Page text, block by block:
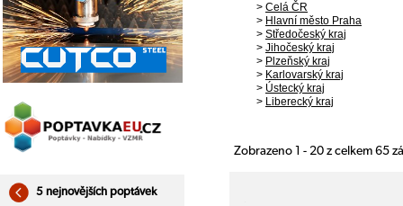
5 nejnovějších poptávek
> Celá ČR
> Hlavní město Praha
> Středočeský kraj
> Jihočeský kraj
> Plzeňský kraj
> Karlovarský kraj
> Ústecký kraj
> Liberecký kraj
Zobrazeno 1 - 20 z celkem 65